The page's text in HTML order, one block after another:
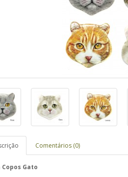
Comentários (0)
Gato